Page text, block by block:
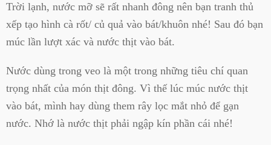
Trời lạnh, nước mỡ sẽ rất nhanh đông nên bạn tranh thủ
xếp tạo hình cà rốt/ củ quả vào bát/khuôn nhé! Sau đó bạn
múc lần lượt xác và nước thịt vào bát.
Nước dùng trong veo là một trong những tiêu chí quan
trọng nhất của món thịt đông. Vì thế lúc múc nước thịt
vào bát, mình hay dùng them rây lọc mắt nhỏ để gạn
nước. Nhớ là nước thịt phải ngập kín phần cái nhé!